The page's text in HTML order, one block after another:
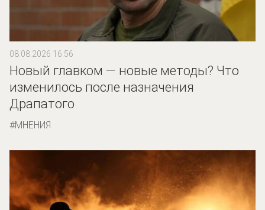
08.08.2026 16:56
Новый главком — новые методы? Что
изменилось после назначения
Драпатого
МНЕНИЯ